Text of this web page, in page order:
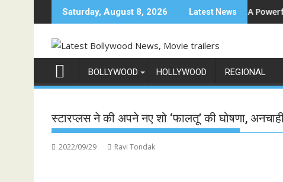
to
Saturday, August 8, 2026 Latest News
के टॉप 1%', 5 सितंबर से स्टार प्लस और जियोहॉटस्टार पर होगा प्रीमियर
Sun Neo Announces Raajnanndini: A Powerful Story
BOLLYWOOD HOLLYWOOD REGIONAL
स्टारप्लस ने की अपने नए शो ‘फालतू’ की घोषणा,
2022/09/29 Ravi Tondak